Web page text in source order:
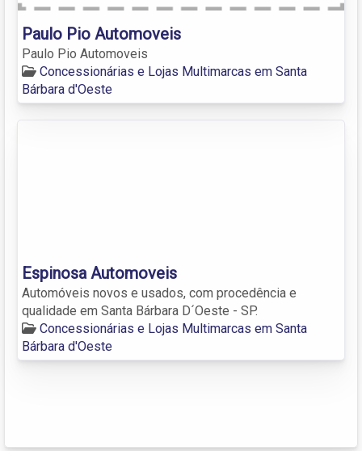
Paulo Pio Automoveis
Paulo Pio Automoveis
Concessionárias e Lojas Multimarcas em Santa
Bárbara d'Oeste
Espinosa Automoveis
Automóveis novos e usados, com procedência e
qualidade em Santa Bárbara D´Oeste - SP.
Concessionárias e Lojas Multimarcas em Santa
Bárbara d'Oeste